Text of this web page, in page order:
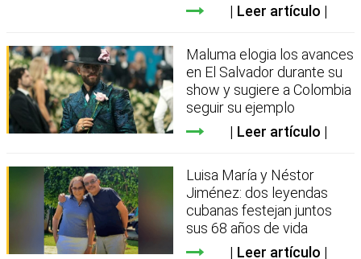
Leer artículo
Maluma elogia los avances
en El Salvador durante su
show y sugiere a Colombia
seguir su ejemplo
Leer artículo
Luisa María y Néstor
Jiménez: dos leyendas
cubanas festejan juntos
sus 68 años de vida
Leer artículo